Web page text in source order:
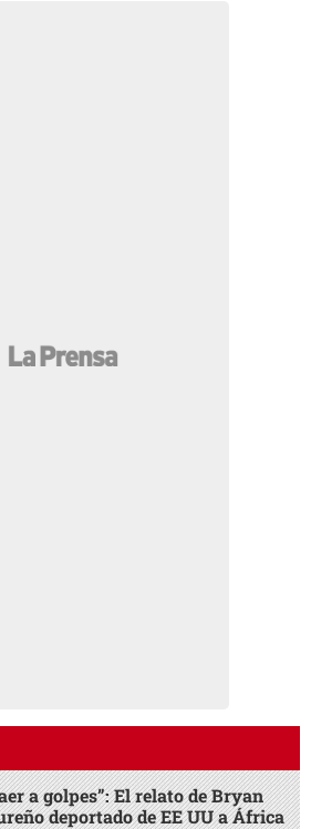
a golpes”: El relato de Bryan
deportado de EE UU a África